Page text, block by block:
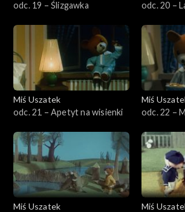
odc. 19 – Ślizgawka
odc. 20 –
Miś Uszatek
odc. 21 – Apetyt na wisienki
Miś
odc. 22 –
Miś Uszatek
Miś